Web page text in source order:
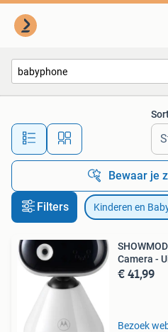
Alle
Bewaar je
Filters Kinderen en
Camera -
€ 41,99
Bezoek